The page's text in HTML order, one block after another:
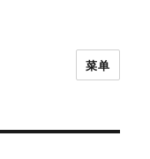
菜单